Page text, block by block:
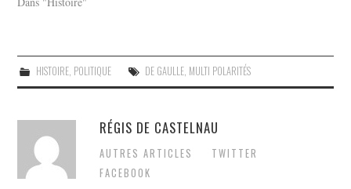
HISTOIRE, POLITIQUE DE GAULLE, MULTI POLARITÉS
RÉGIS DE CASTELNAU
AUTRES ARTICLES
TWITTER
FACEBOOK